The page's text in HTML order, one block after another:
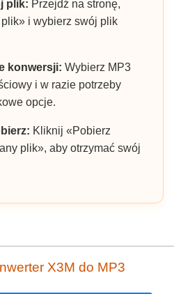
plik: Przejdź na stronę,
i wybierz swój plik
konwersji: Wybierz MP3
i w razie potrzeby
opcje.
Kliknij «Pobierz
plik», aby otrzymać swój
X3M do MP3